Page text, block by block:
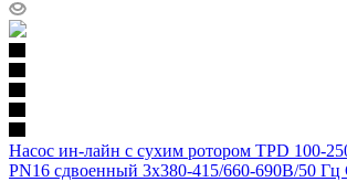
Насос ин-лайн с сухим ротором TPD 100-
PN16 сдвоенный 3х380-415/660-690В/50 Гц